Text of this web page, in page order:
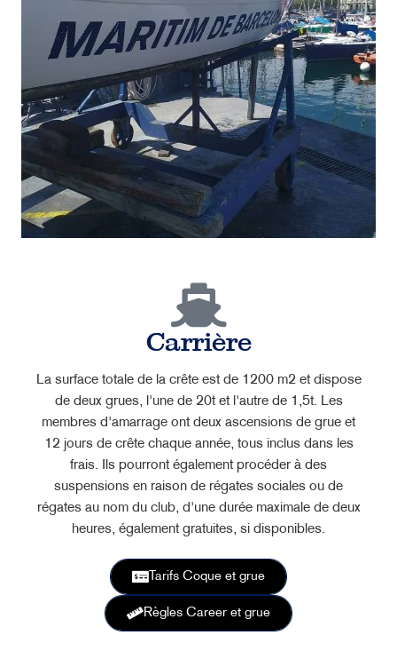
Carrière
La surface totale de la crête est de 1200 m2 et dispose
de deux grues, l'une de 20t et l'autre de 1,5t. Les
membres d'amarrage ont deux ascensions de grue et
12 jours de crête chaque année, tous inclus dans les
frais. Ils pourront également procéder à des
suspensions en raison de régates sociales ou de
régates au nom du club, d'une durée maximale de deux
heures, également gratuites, si disponibles.
Tarifs Coque et grue
Règles Career et grue